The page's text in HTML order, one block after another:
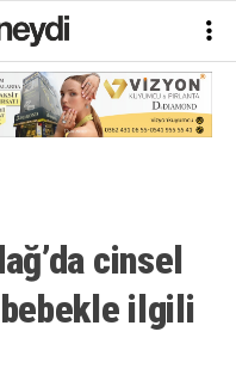
cinsel
ilgili